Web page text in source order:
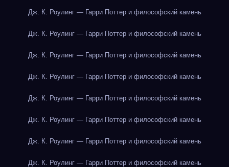
Дж. К. Роулинг — Гарри Поттер и философский камень
Дж. К. Роулинг — Гарри Поттер и философский камень
Дж. К. Роулинг — Гарри Поттер и философский камень
Дж. К. Роулинг — Гарри Поттер и философский камень
Дж. К. Роулинг — Гарри Поттер и философский камень
Дж. К. Роулинг — Гарри Поттер и философский камень
Дж. К. Роулинг — Гарри Поттер и философский камень
Дж. К. Роулинг — Гарри Поттер и философский камень